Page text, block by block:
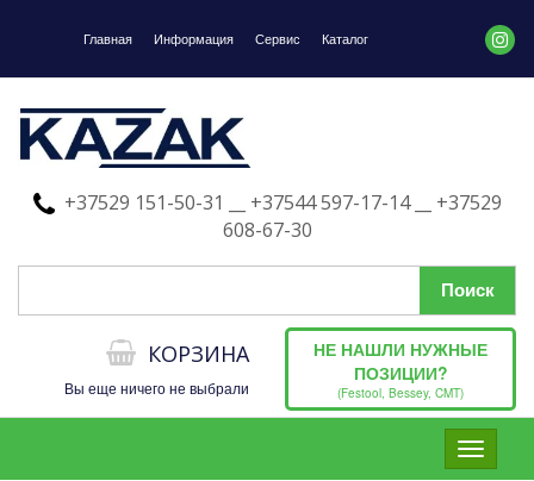
Главная Информация Сервис Каталог
+37529 151-50-31 __ +37544 597-17-14 __ +37529
608-67-30
КОРЗИНА
Вы еще ничего не выбрали
НЕ НАШЛИ НУЖНЫЕ
ПОЗИЦИИ?
(Festool, Bessey, CMT)
Toggle